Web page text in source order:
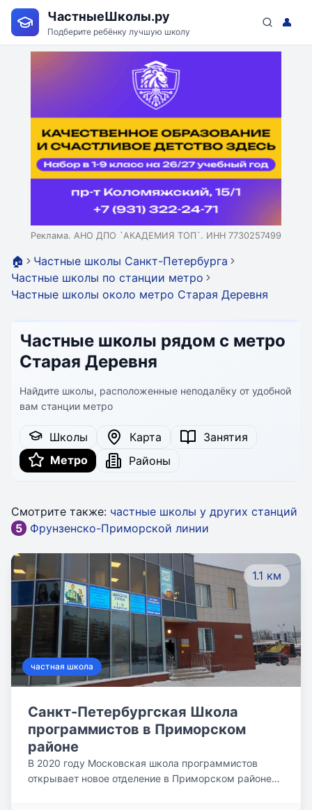
ЧастныеШколы.ру
Подберите ребёнку лучшую школу
👤
Реклама. АНО ДПО `АКАДЕМИЯ ТОП`. ИНН 7730257499
🏠
Частные школы Санкт-Петербурга
Частные школы по станции метро
Частные школы около метро Старая Деревня
Частные школы рядом с метро
Старая Деревня
Найдите школы, расположенные неподалёку от удобной
вам станции метро
Школы Карта
Занятия
Метро
Районы
Смотрите также: частные школы у других станций
5 Фрунзенско-Приморской линии
1.1 км
частная школа
Санкт-Петербургская Школа
программистов в Приморском
районе
В 2020 году Московская школа программистов
открывает новое отделение в Приморском районе